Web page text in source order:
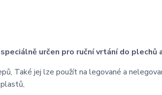
určen pro ruční vrtání do
Také jej lze použít na legované a